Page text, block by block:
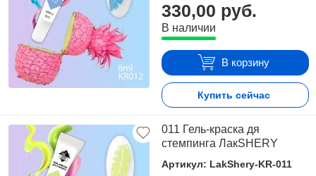
330,00 руб.
В наличии
В корзину
Купить сейчас
011 Гель-краска дя
стемпинга ЛакSHERY
Артикул: LakShery-KR-011